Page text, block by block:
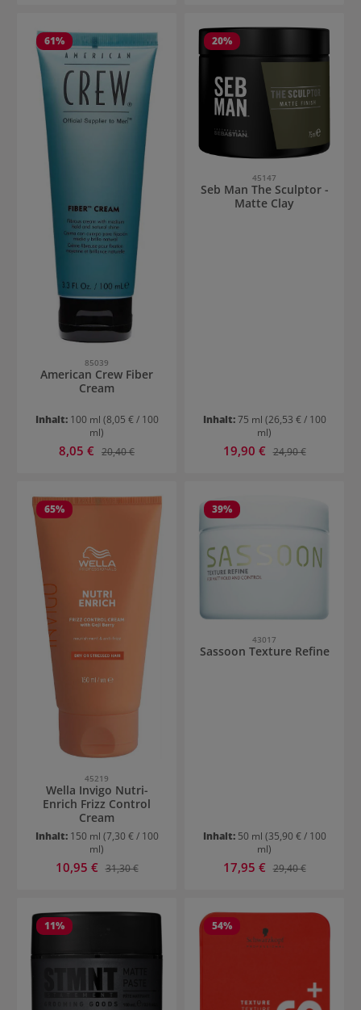
61%
85039
American Crew Fiber
Cream
Inhalt: 100 ml (8,05 € / 100
ml)
Verkaufspreis:
8,05 € Regulärer Preis:
20,40 €
20%
45147
Seb Man The Sculptor -
Matte Clay
Inhalt:75 ml (26,53 € / 100
ml)
Verkaufspreis:
19,90 € Regulärer Preis:
24,90 €
65%
45219
Wella Invigo Nutri-
Enrich Frizz Control
Cream
Inhalt: 150 ml (7,30 € / 100
ml)
Verkaufspreis:
10,95 € Regulärer Preis:
31,30 €
39%
43017
Sassoon Texture Refine
Inhalt: 50 ml (35,90 € / 100
ml)
Verkaufspreis:
17,95 € Regulärer Preis:
29,40 €
11% 54%